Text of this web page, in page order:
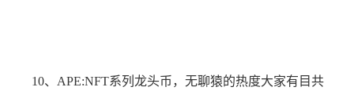
10、APE:NFT系列龙头币，无聊猿的热度大家有目共